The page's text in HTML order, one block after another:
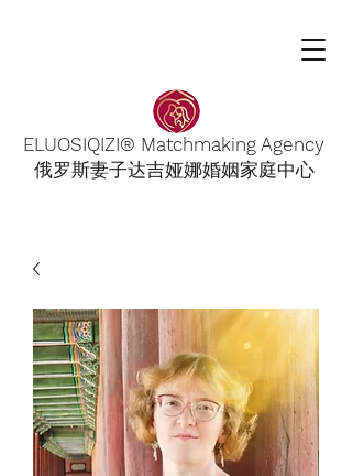
ELUOSIQIZI® Matchmaking Agency
俄罗斯妻子达吉娅娜婚姻家庭中心